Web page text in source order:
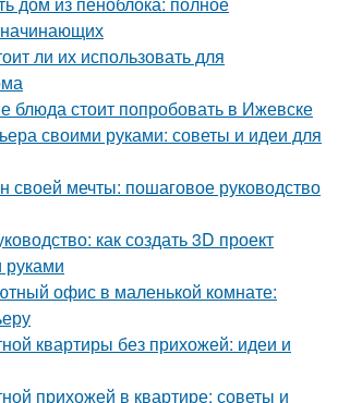
начинающих
ли их использовать для
блюда стоит попробовать в Ижевске
своими руками: советы и идеи для
своей мечты: пошаговое руководство
как создать 3D проект
руками
офис в маленькой комнате:
квартиры без прихожей: идеи и
прихожей в квартире: советы и